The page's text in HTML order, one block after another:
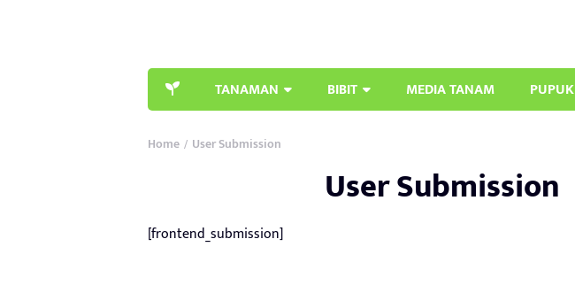
TANAMAN BIBIT MEDIA TANAM PUPUK
Home / User Submission
User Submission
[frontend_submission]